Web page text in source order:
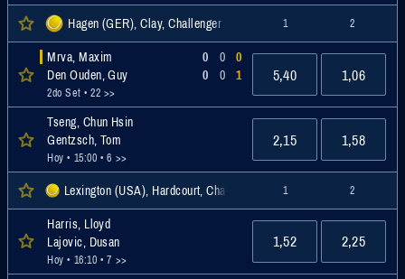
Hagen (GER), Clay, Challenger 1 2
Mrva, Maxim
Den Ouden, Guy
2do Set • 22 >>
0
0
0
0
0
1
5,40 1,06
Tseng, Chun Hsin
Gentzsch, Tom
Hoy • 15:00 • 6 >>
2,15 1,58
Lexington (USA), Hardcourt, Challenger 1 2
Harris, Lloyd
Lajovic, Dusan
Hoy • 16:10 • 7 >>
1,52 2,25